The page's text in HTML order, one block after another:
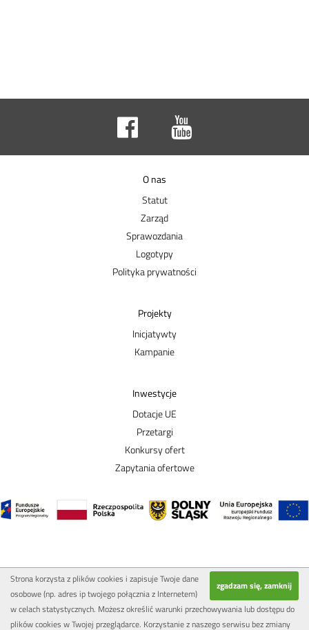
O nas
Statut
Zarząd
Sprawozdania
Logotypy
Polityka prywatności
Projekty
Inicjatywty
Kampanie
Inwestycje
Dotacje UE
Przetargi
Konkursy ofert
Zapytania ofertowe
zgadzam się, zamknij
Strona korzysta z plików cookies i zapisuje Twoje dane
osobowe (np. adres ip twojego połącznia z Internetem)
w celach statystycznych. Możesz określić warunki przechowywania lub dostępu do
plików cookies w Twojej przeglądarce. Korzystanie z naszego serwisu bez zmiany